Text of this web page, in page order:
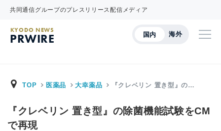
共同通信グループのプレスリリース配信メディア
国内 海外
KYODO NEWS
PRWIRE
TOP 医薬品 大幸薬品 『クレベリン 置き型』の…
『クレベリン 置き型』の除菌機能試験をCM
で再現